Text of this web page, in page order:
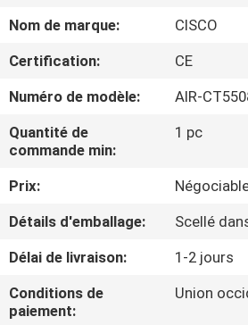
VIDÉOS
À
PROPOS
DE
VISITE
DE
L'USINE
Nom de marque:
CISCO
Certification:
CE
Numéro de modèle:
AIR-
Quantité de
commande min:
1 pc
Prix:
Détails d'emballage:
Scellé
Délai de livraison:
1-2 jours
Conditions de
paiement:
Union